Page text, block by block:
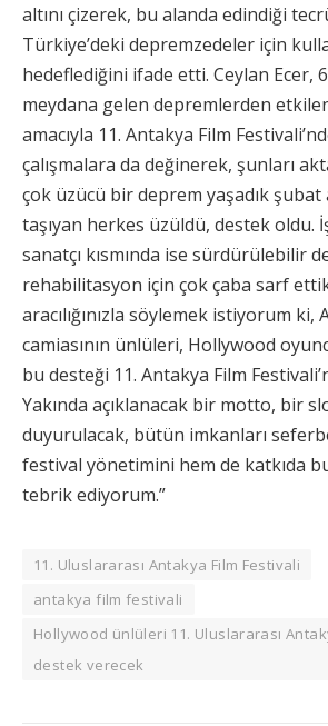
altını çizerek, bu alanda edindiği
Türkiye’deki depremzedeler için
hedeflediğini ifade etti. Ceylan Ecer,
meydana gelen depremlerden
amacıyla 11. Antakya Film
çalışmalara da değinerek, şunları
çok üzücü bir deprem yaşadık şubat
taşıyan herkes üzüldü, destek oldu.
sanatçı kısmında ise sürdürülebilir
rehabilitasyon için çok çaba sarf
aracılığınızla söylemek istiyorum ki,
camiasının ünlüleri, Hollywood
bu desteği 11. Antakya Film
Yakında açıklanacak bir motto, bir
duyurulacak, bütün imkanları
festival yönetimini hem de katkıda
tebrik ediyorum.”
11. Uluslararası Antakya Film Festivali
antakya film festivali
Hollywood ünlüleri 11. Uluslararası
destek verecek